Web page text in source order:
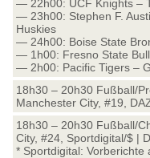
— 22h00: UCF Knights –
— 23h00: Stephen F.
Huskies
— 24h00: Boise State
— 1h00: Fresno State
— 2h00: Pacific Tigers –
18h30 – 20h30 Fußball/
Manchester City, #19,
18h30 – 20h30 Fußball/
City, #24, Sportdigital/$ |
* Sportdigital: Vorberichte